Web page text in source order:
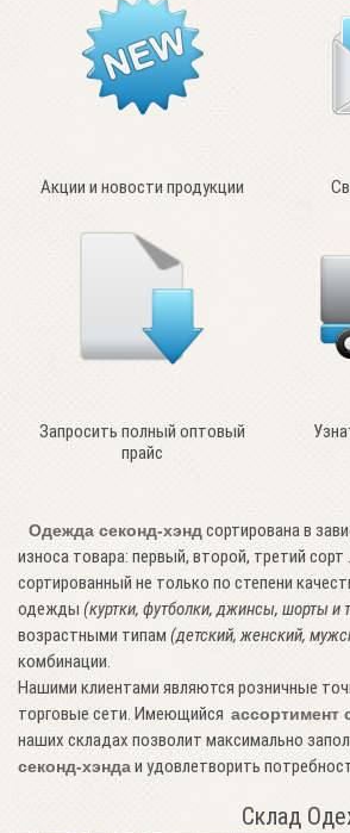
Акции и новости продукции
Запросить полный оптовый
прайс
Одежда секонд-хэндсортирована в
износа товара: первый, второй, третий сорт
сортированный не только по степени
одежды (куртки, футболки, джинсы, шорты и
возрастными типам (детский, женский,
комбинации.
Нашими клиентами являются розничные
торговые сети. Имеющийся ассортимент
наших складах позволит максимально
секонд-хэндаи удовлетворить
Склад